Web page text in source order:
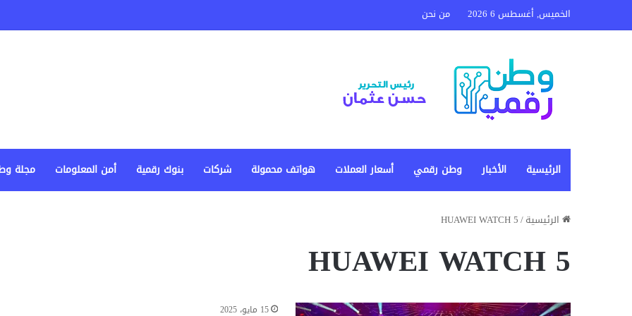
الخميس, أغسطس 6 2026 من نحن
الرئيسية الأخبار وطن رقمي أسعار العملات هواتف محمولة شركات بنوك رقمية أمن المعلومات مجلة
الرئيسية/
HUAWEI WATCH 5
HUAWEI WATCH 5
15 مايو، 2025